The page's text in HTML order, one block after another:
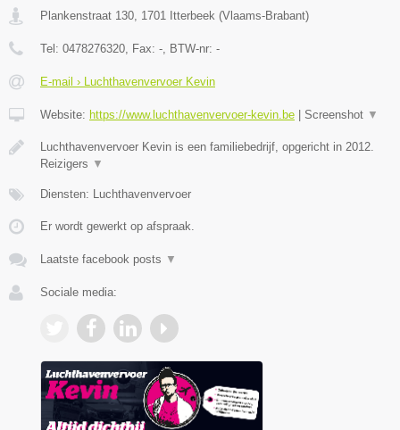
Plankenstraat 130, 1701 Itterbeek (Vlaams-Brabant)
Tel: 0478276320, Fax: -, BTW-nr: -
E-mail › Luchthavenvervoer Kevin
Website: https://www.luchthavenvervoer-kevin.be Screenshot ▼
Luchthavenvervoer Kevin is een familiebedrijf, opgericht in 2012.
Reizigers ▼
Diensten: Luchthavenvervoer
Er wordt gewerkt op afspraak.
Laatste facebook posts ▼
Sociale media: